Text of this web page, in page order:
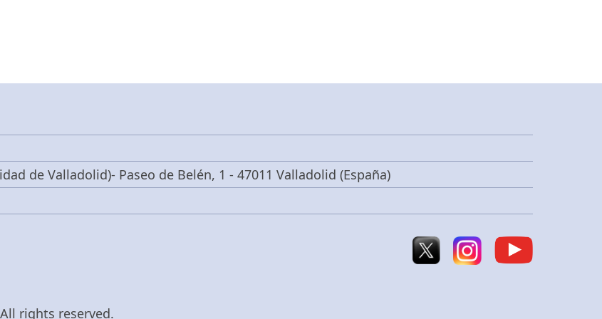
de Valladolid)- Paseo de Belén, 1 - 47011 Valladolid (España)
rights reserved.